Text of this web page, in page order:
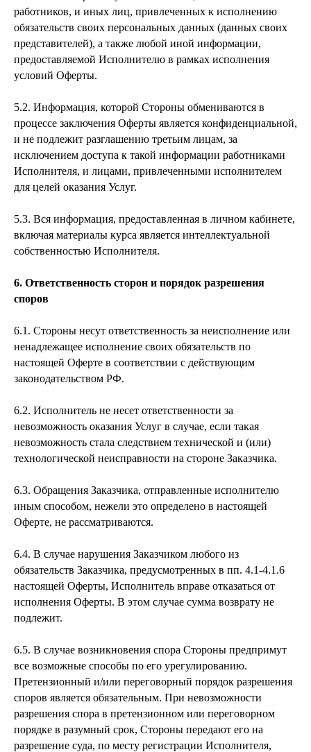
работников, и иных лиц, привлеченных к исполнению
обязательств своих персональных данных (данных своих
представителей), а также любой иной информации,
предоставляемой Исполнителю в рамках исполнения
условий Оферты.
5.2. Информация, которой Стороны обмениваются в
процессе заключения Оферты является конфиденциальной,
и не подлежит разглашению третьим лицам, за
исключением доступа к такой информации работниками
Исполнителя, и лицами, привлеченными исполнителем
для целей оказания Услуг.
5.3. Вся информация, предоставленная в личном кабинете,
включая материалы курса является интеллектуальной
собственностью Исполнителя.
6. Ответственность сторон и порядок разрешения
споров
6.1. Стороны несут ответственность за неисполнение или
ненадлежащее исполнение своих обязательств по
настоящей Оферте в соответствии с действующим
законодательством РФ.
6.2. Исполнитель не несет ответственности за
невозможность оказания Услуг в случае, если такая
невозможность стала следствием технической и (или)
технологической неисправности на стороне Заказчика.
6.3. Обращения Заказчика, отправленные исполнителю
иным способом, нежели это определено в настоящей
Оферте, не рассматриваются.
6.4. В случае нарушения Заказчиком любого из
обязательств Заказчика, предусмотренных в пп. 4.1-4.1.6
настоящей Оферты, Исполнитель вправе отказаться от
исполнения Оферты. В этом случае сумма возврату не
подлежит.
6.5. В случае возникновения спора Стороны предпримут
все возможные способы по его урегулированию.
Претензионный и/или переговорный порядок разрешения
споров является обязательным. При невозможности
разрешения спора в претензионном или переговорном
порядке в разумный срок, Стороны передают его на
разрешение суда, по месту регистрации Исполнителя,